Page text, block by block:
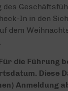
des
In in den
dem
die Führung
Diese
Anmeldung